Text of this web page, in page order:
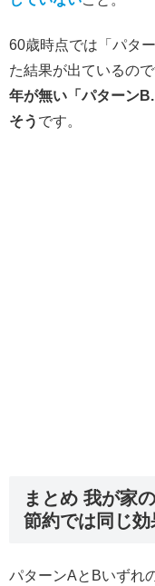
60歳時点では「パタ
た結果が出ているので
年が無い「パターン
そう です。
まとめ 我が家
節約では同じ効
パターンAとBいずれ